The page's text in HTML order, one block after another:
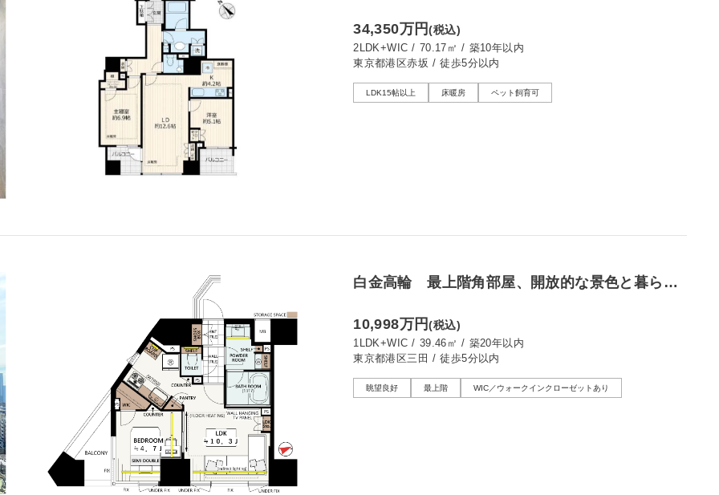
34,350万円(税込)
2LDK+WIC / 70.17㎡ / 築10年以内
東京都港区赤坂 / 徒歩5分以内
LDK15帖以上 床暖房 ペット飼育可
白金高輪 最上階角部屋、開放的な景色と暮らせ
10,998万円(税込)
1LDK+WIC / 39.46㎡ / 築20年以内
東京都港区三田 / 徒歩5分以内
眺望良好 最上階 WIC／ウォークインクローゼットあり